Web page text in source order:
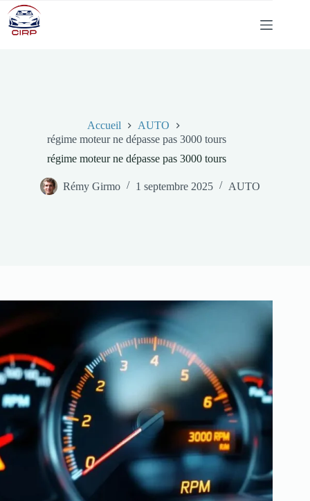
Passer
au
contenu
Accueil
AUTO
régime moteur ne dépasse pas 3000 tours
régime moteur ne dépasse pas 3000 tours
Rémy Girmo 1 septembre 2025 AUTO